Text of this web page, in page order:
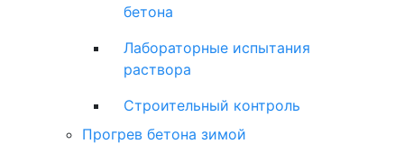
бетона
Лабораторные испытания
раствора
Строительный контроль
Прогрев бетона зимой